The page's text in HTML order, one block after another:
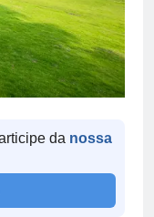
da nossa